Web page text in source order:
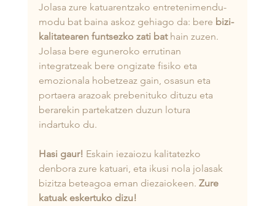
Jolasa zure katuarentzako entretenimendu-
modu bat baina askoz gehiago da: bere bizi-
kalitatearen funtsezko zati bat hain zuzen.
Jolasa bere eguneroko errutinan
integratzeak bere ongizate fisiko eta
emozionala hobetzeaz gain, osasun eta
portaera arazoak prebenituko dituzu eta
berarekin partekatzen duzun lotura
indartuko du.
Hasi gaur! Eskain iezaiozu kalitatezko
denbora zure katuari, eta ikusi nola jolasak
bizitza beteagoa eman diezaiokeen. Zure
katuak eskertuko dizu!